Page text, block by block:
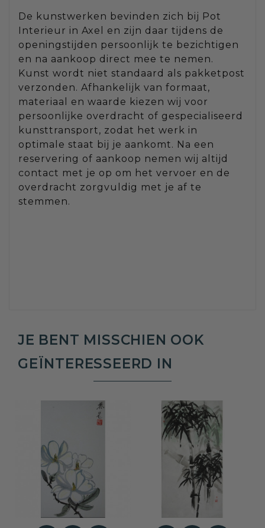
De kunstwerken bevinden zich bij Pot
Interieur in Axel en zijn daar tijdens de
openingstijden persoonlijk te bezichtigen
en na aankoop direct mee te nemen.
Kunst wordt niet standaard als pakketpost
verzonden. Afhankelijk van formaat,
materiaal en waarde kiezen wij voor
persoonlijke overdracht of gespecialiseerd
kunsttransport, zodat het werk in
optimale staat bij je aankomt. Na een
reservering of aankoop nemen wij altijd
contact met je op om het vervoer en de
overdracht zorgvuldig met je af te
stemmen.
JE BENT MISSCHIEN OOK
GEÏNTERESSEERD IN